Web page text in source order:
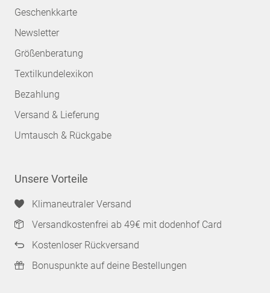
Geschenkkarte
Newsletter
Größenberatung
Textilkundelexikon
Bezahlung
Versand & Lieferung
Umtausch & Rückgabe
Unsere Vorteile
Klimaneutraler Versand
Versandkostenfrei ab 49€ mit dodenhof Card
Kostenloser Rückversand
Bonuspunkte auf deine Bestellungen